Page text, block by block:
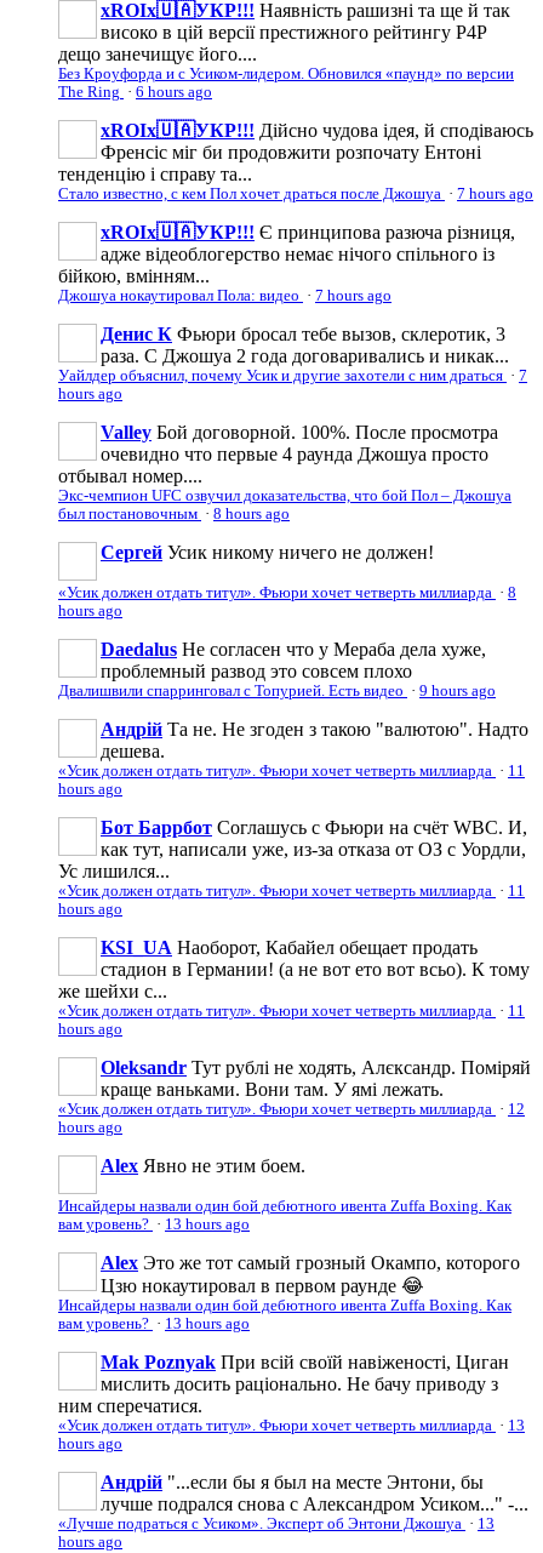
xROIx🇺🇦УКР!!! Наявність рашизні та ще й так
високо в цій версії престижного рейтингу Р4Р
дещо занечищує його....
Без Кроуфорда и с Усиком-лидером. Обновился «паунд» по версии
The Ring · 6 hours ago
xROIx🇺🇦УКР!!! Дійсно чудова ідея, й сподіваюсь
Френсіс міг би продовжити розпочату Ентоні
тенденцію і справу та...
Стало известно, с кем Пол хочет драться после Джошуа · 7 hours ago
xROIx🇺🇦УКР!!! Є принципова разюча різниця,
адже відеоблогерство немає нічого спільного із
бійкою, вмінням...
Джошуа нокаутировал Пола: видео · 7 hours ago
Денис К Фьюри бросал тебе вызов, склеротик, 3
раза. С Джошуа 2 года договаривались и никак...
Уайлдер объяснил, почему Усик и другие захотели с ним драться · 7
hours ago
Valley Бой договорной. 100%. После просмотра
очевидно что первые 4 раунда Джошуа просто
отбывал номер....
Экс-чемпион UFC озвучил доказательства, что бой Пол – Джошуа
был постановочным · 8 hours ago
Сергей Усик никому ничего не должен!
«Усик должен отдать титул». Фьюри хочет четверть миллиарда · 8
hours ago
Daedalus Не согласен что у Мераба дела хуже,
проблемный развод это совсем плохо
Двалишвили спарринговал с Топурией. Есть видео · 9 hours ago
Андрій Та не. Не згоден з такою "валютою". Надто
дешева.
«Усик должен отдать титул». Фьюри хочет четверть миллиарда · 11
hours ago
Бот Баррбот Соглашусь с Фьюри на счёт WBC. И,
как тут, написали уже, из-за отказа от ОЗ с Уордли,
Ус лишился...
«Усик должен отдать титул». Фьюри хочет четверть миллиарда · 11
hours ago
KSI_UA Наоборот, Кабайел обещает продать
стадион в Германии! (а не вот ето вот всьо). К тому
же шейхи с...
«Усик должен отдать титул». Фьюри хочет четверть миллиарда · 11
hours ago
Oleksandr Тут рублі не ходять, Алєксандр. Поміряй
краще ваньками. Вони там. У ямі лежать.
«Усик должен отдать титул». Фьюри хочет четверть миллиарда · 12
hours ago
Аlеx Явно не этим боем.
Инсайдеры назвали один бой дебютного ивента Zuffa Boxing. Как
вам уровень? · 13 hours ago
Аlеx Это же тот самый грозный Окампо, которого
Цзю нокаутировал в первом раунде 😂
Инсайдеры назвали один бой дебютного ивента Zuffa Boxing. Как
вам уровень? · 13 hours ago
Mak Poznyak При всій своїй навіженості, Циган
мислить досить раціонально. Не бачу приводу з
ним сперечатися.
«Усик должен отдать титул». Фьюри хочет четверть миллиарда · 13
hours ago
Андрій "...если бы я был на месте Энтони, бы
лучше подрался снова с Александром Усиком..." -...
«Лучше подраться с Усиком». Эксперт об Энтони Джошуа · 13
hours ago